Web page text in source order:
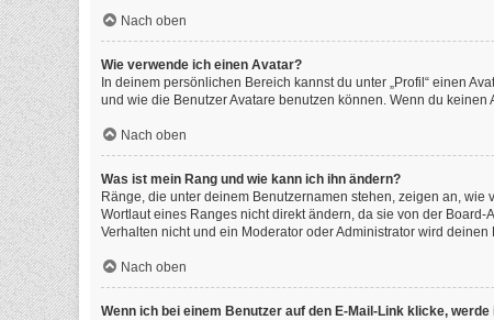
Nach oben
Wie verwende ich einen Avatar?
In deinem persönlichen Bereich kannst du unter „Profil“ einen
und wie die Benutzer Avatare benutzen können. Wenn du
Nach oben
Was ist mein Rang und wie kann ich ihn ändern?
Ränge, die unter deinem Benutzernamen stehen, zeigen an,
Wortlaut eines Ranges nicht direkt ändern, da sie von der
Verhalten nicht und ein Moderator oder Administrator wird
Nach oben
Wenn ich bei einem Benutzer auf den E-Mail-Link klicke,